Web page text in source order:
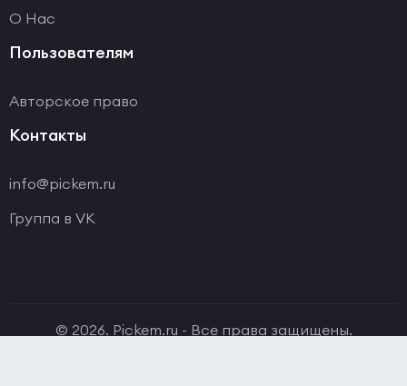
О Нас
Пользователям
Авторское право
Контакты
info@pickem.ru
Группа в VK
© 2026. Pickem.ru - Все права защищены.